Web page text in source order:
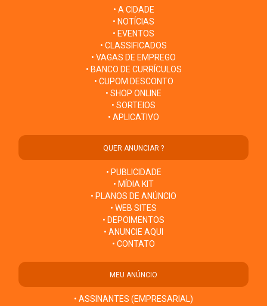
• A CIDADE
• NOTÍCIAS
• EVENTOS
• CLASSIFICADOS
• VAGAS DE EMPREGO
• BANCO DE CURRÍCULOS
• CUPOM DESCONTO
• SHOP ONLINE
• SORTEIOS
• APLICATIVO
QUER ANUNCIAR ?
• PUBLICIDADE
• MÍDIA KIT
• PLANOS DE ANÚNCIO
• WEB SITES
• DEPOIMENTOS
• ANUNCIE AQUI
• CONTATO
MEU ANÚNCIO
• ASSINANTES (EMPRESARIAL)